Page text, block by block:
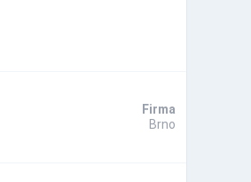
Firma
Brno